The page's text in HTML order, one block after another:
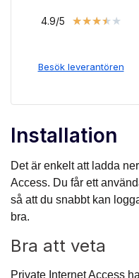
4.9/5 ★★★★★
Besök leverantören
Installation
Det är enkelt att ladda
Access. Du får ett
så att du snabbt kan
bra.
Bra att veta
Private Internet Access